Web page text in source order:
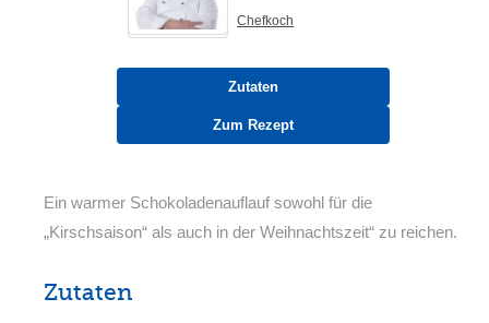
Chefkoch
Zutaten
Zum Rezept
Ein warmer Schokoladenauflauf sowohl für die
„Kirschsaison“ als auch in der Weihnachtszeit“ zu reichen.
Zutaten